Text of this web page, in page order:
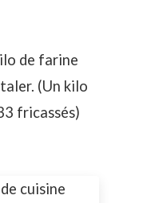
de farine
(Un kilo
fricassés)